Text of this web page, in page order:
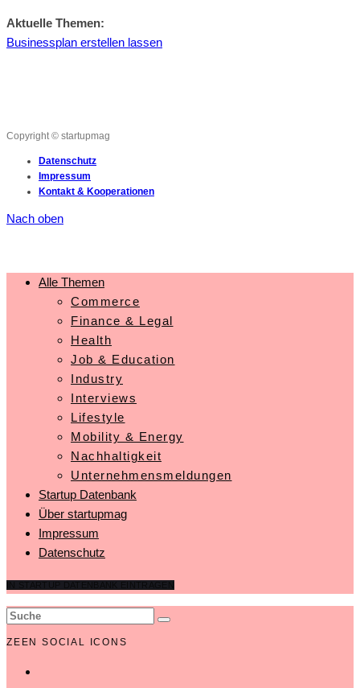
Aktuelle Themen:
Businessplan erstellen lassen
Copyright © startupmag
Datenschutz
Impressum
Kontakt & Kooperationen
Nach oben
Alle Themen
Commerce
Finance & Legal
Health
Job & Education
Industry
Interviews
Lifestyle
Mobility & Energy
Nachhaltigkeit
Unternehmensmeldungen
Startup Datenbank
Über startupmag
Impressum
Datenschutz
ZEEN SOCIAL ICONS